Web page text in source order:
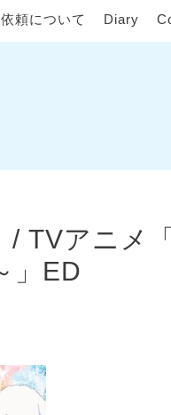
頼について Diary
/ TVアニメ
」ED